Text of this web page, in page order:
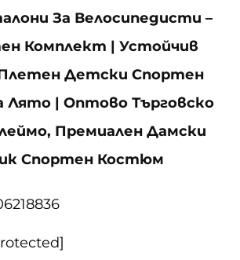
За Велосипедисти –
Комплект | Устойчив
Детски Спортен
Лято | Оптово Търговско
Премиален Дамски
Спортен Костюм